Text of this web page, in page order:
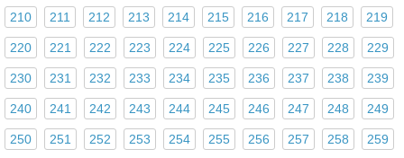
210 211 212 213 214 215 216 217 218 219
220 221 222 223 224 225 226 227 228 229
230 231 232 233 234 235 236 237 238 239
240 241 242 243 244 245 246 247 248 249
250 251 252 253 254 255 256 257 258 259